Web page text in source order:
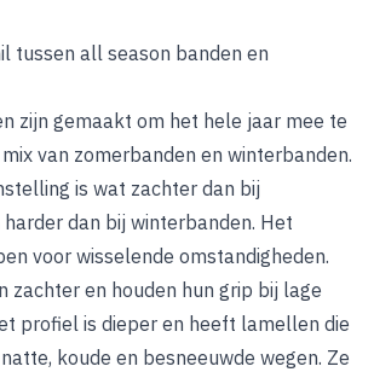
tussen all season banden en
zijn gemaakt om het hele jaar mee te
van zomerbanden en winterbanden.
is wat zachter dan bij
dan bij winterbanden. Het
voor wisselende omstandigheden.
zachter en houden hun grip bij lage
profiel is dieper en heeft lamellen die
koude en besneeuwde wegen. Ze